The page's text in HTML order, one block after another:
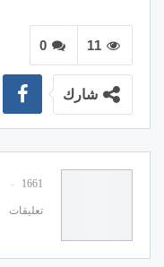
0 11
شارك
1661 المشاركات
تعليقات